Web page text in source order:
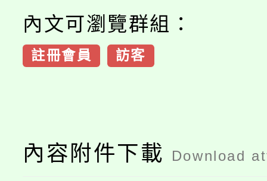
內文可瀏覽群組：
註冊會員 訪客
內容附件下載 Download